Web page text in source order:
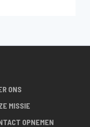
ONS
MISSIE
OPNEMEN